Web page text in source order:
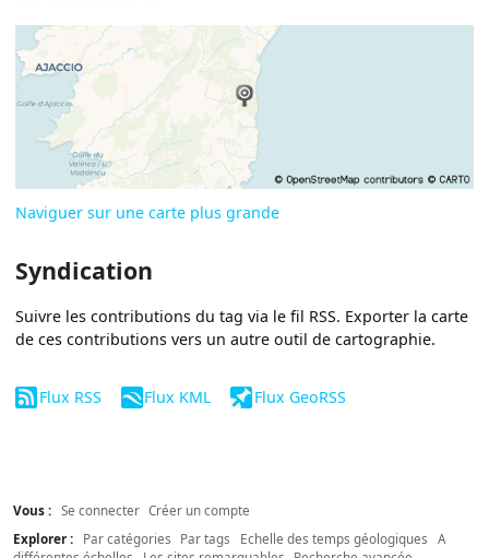
Naviguer sur une carte plus grande
Syndication
Suivre les contributions du tag via le fil RSS. Exporter la carte
de ces contributions vers un autre outil de cartographie.
Flux RSS Flux KML Flux GeoRSS
Vous : Se connecter Créer un compte
Explorer :
Par catégories Par tags Echelle des temps géologiques
A